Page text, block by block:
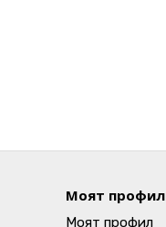
Моят профил
Моят профил